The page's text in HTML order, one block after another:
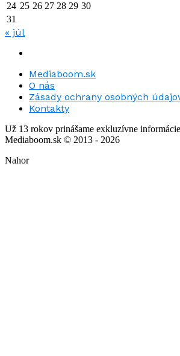
24 25 26 27 28 29 30
31
« júl
Mediaboom.sk
O nás
Zásady ochrany osobných
Kontakty
Už 13 rokov prinášame exkluzívne
Mediaboom.sk © 2013 - 2026
Nahor